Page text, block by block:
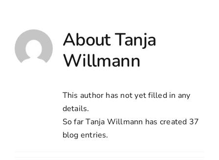
content
AboutTanja
Willmann
This author has not yet filled in any
details.
So far Tanja Willmann has created 37
blog entries.